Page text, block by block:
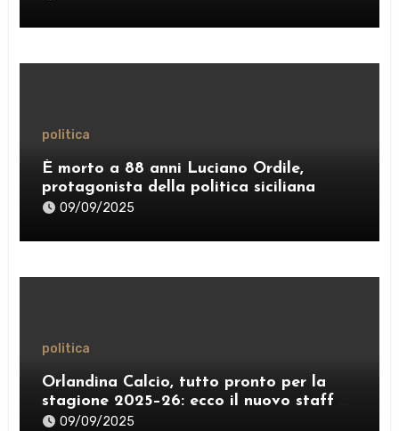
PRT”
politica
È morto a 88 anni Luciano Ordile,
protagonista della politica siciliana
09/09/2025
politica
Orlandina Calcio, tutto pronto per la
stagione 2025–26: ecco il nuovo staff e
lo sponsor internazionale
09/09/2025